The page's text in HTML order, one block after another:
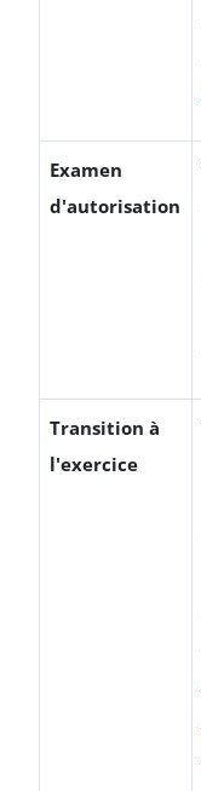
Examen
d'autorisation
Transition à
l'exercice